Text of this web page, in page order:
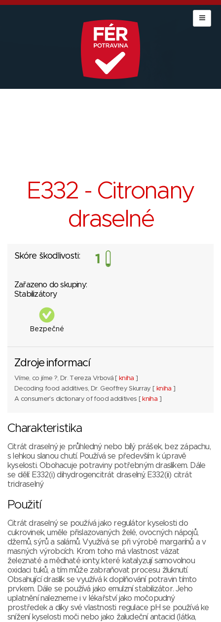
E332 - Citronany
draselné
Skóre škodlivosti:
Zařazeno do skupiny:
Stabilizátory
Bezpečné
Zdroje informací
Víme, co jíme ?, Dr. Tereza Vrbová [ kniha ]
Decoding food additives, Dr. Geoffrey Skurray [ kniha ]
A consumer's dictionary of food additives [ kniha ]
Charakteristika
Citrát draselný je průhledný nebo bílý prášek, bez zápachu,
s lehkou slanou chutí. Používá se především k úpravě
kyselosti. Obohacuje potraviny potřebným draslíkem. Dále
se dělí: E332(i) dihydrogencitrát draselný, E332(ii) citrát
tridraselný
Použití
Citrát draselný se používá jako regulátor kyselosti do
cukrovinek, uměle přislazovaných želé, ovocných nápojů,
džemů, sýrů a salámů. Využívá se při výrobě margarínů a v
masných výrobcích. Krom toho má vlastnost vázat
železnaté a měďnaté ionty, které katalyzují samovolnou
oxidaci tuků, a tím může zabraňovat procesu žluknutí.
Obsahující draslík se využívá k doplňování potravin tímto
prvkem. Dále se používá jako emulzní stabilizátor. Jeho
uplatnění nalezneme i v lékařství jako močopudný
prostředek a díky své vlastnosti regulace pH se používá ke
snížení kyselosti moči nebo jako žaludeční antacid (látka,